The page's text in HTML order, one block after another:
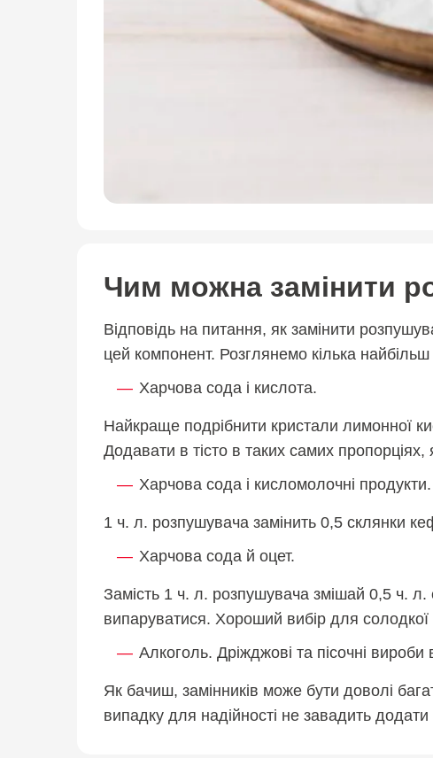
Чим можна замінити
Відповідь на питання, як замінити
цей компонент. Розглянемо кілька
Харчова сода і кислота.
Найкраще подрібнити кристали лимонної
Додавати в тісто в таких самих пропорціях,
Харчова сода і кисломолочні продукти.
1 ч. л. розпушувача замінить 0,5 склянки
Харчова сода й оцет.
Замість 1 ч. л. розпушувача змішай 0,5 ч.
випаруватися. Хороший вибір для солодкої
Алкоголь. Дріжджові та пісочні
Як бачиш, замінників може бути доволі
випадку для надійності не завадить